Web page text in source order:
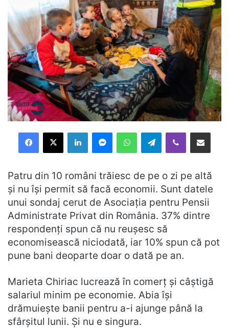
Facebook
X LinkedInMessengerWhatsAppTelegramViber Distribuie prin mail
Patru din 10 români trăiesc de pe o zi pe altă
și nu își permit să facă economii. Sunt datele
unui sondaj cerut de Asociația pentru Pensii
Administrate Privat din România. 37% dintre
respondenți spun că nu reușesc să
economisească niciodată, iar 10% spun că pot
pune bani deoparte doar o dată pe an.
Marieta Chiriac lucrează în comerț și câștigă
salariul minim pe economie. Abia își
drămuiește banii pentru a-i ajunge până la
sfârșitul lunii. Și nu e singura.